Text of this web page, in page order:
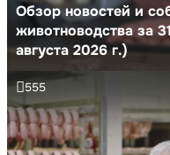
Обзор новостей и
животноводства за
августа 2026 г.)
555